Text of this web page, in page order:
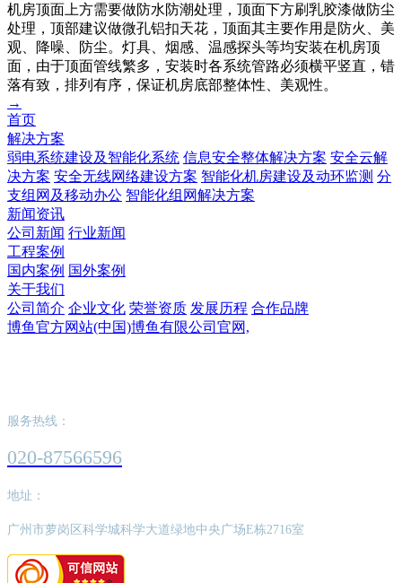
机房顶面上方需要做防水防潮处理，顶面下方刷乳胶漆做防尘
处理，顶部建议做微孔铝扣天花，顶面其主要作用是防火、美
观、降噪、防尘。灯具、烟感、温感探头等均安装在机房顶
面，由于顶面管线繁多，安装时各系统管路必须横平竖直，错
落有致，排列有序，保证机房底部整体性、美观性。
→
首页
解决方案
弱电系统建设及智能化系统 信息安全整体解决方案 安全云解
决方案 安全无线网络建设方案 智能化机房建设及动环监测 分
支组网及移动办公 智能化组网解决方案
新闻资讯
公司新闻 行业新闻
工程案例
国内案例 国外案例
关于我们
公司简介 企业文化 荣誉资质 发展历程 合作品牌
博鱼官方网站(中国)博鱼有限公司官网,
服务热线：
020-87566596
地址：
广州市萝岗区科学城科学大道绿地中央广场E栋2716室